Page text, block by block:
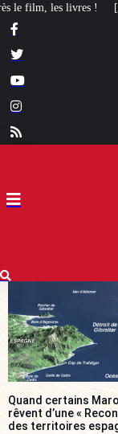
De la Comédie-
Quand certains
rêvent d’une «
des territoires